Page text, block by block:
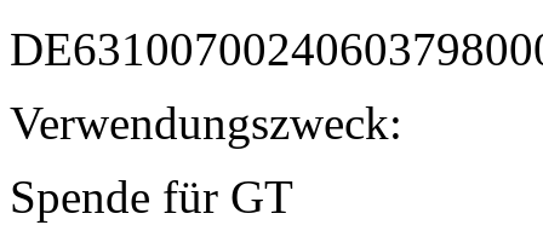
Verwendungszweck:
Spende für GT